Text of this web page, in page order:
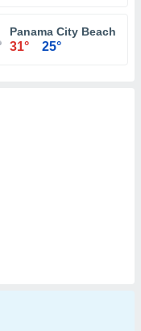
Panama City Beach
31° 25°